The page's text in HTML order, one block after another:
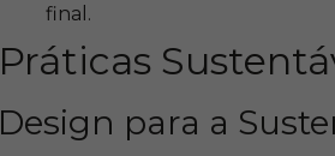
final.
Práticas
Design para a